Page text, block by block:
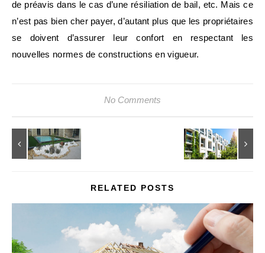
de préavis dans le cas d’une résiliation de bail, etc. Mais ce
n’est pas bien cher payer, d’autant plus que les propriétaires
se doivent d’assurer leur confort en respectant les
nouvelles normes de constructions en vigueur.
No Comments
RELATED POSTS